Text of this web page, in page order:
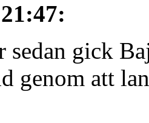
:
sedan gick
genom att